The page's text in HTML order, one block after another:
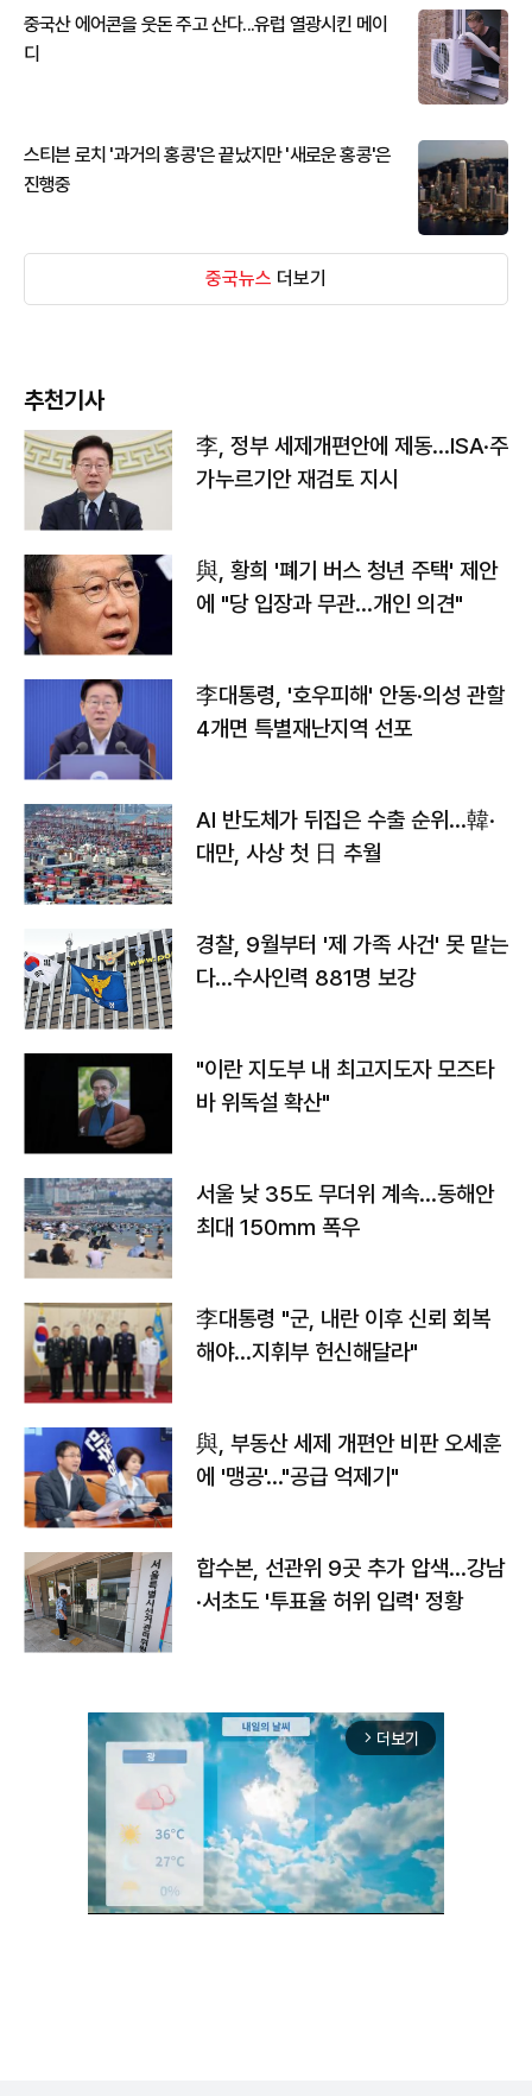
중국산 에어콘을 웃돈 주고 산다...유럽 열광시킨 메이
디
스티븐 로치 '과거의 홍콩'은 끝났지만 '새로운 홍콩'은
진행중
중국뉴스 더보기
추천기사
李, 정부 세제개편안에 제동…ISA·주
가누르기안 재검토 지시
與, 황희 '폐기 버스 청년 주택' 제안
에 "당 입장과 무관…개인 의견"
李대통령, '호우피해' 안동·의성 관할
4개면 특별재난지역 선포
AI 반도체가 뒤집은 수출 순위…韓·
대만, 사상 첫 日 추월
경찰, 9월부터 '제 가족 사건' 못 맡는
다…수사인력 881명 보강
"이란 지도부 내 최고지도자 모즈타
바 위독설 확산"
서울 낮 35도 무더위 계속…동해안
최대 150㎜ 폭우
李대통령 "군, 내란 이후 신뢰 회복
해야…지휘부 헌신해달라"
與, 부동산 세제 개편안 비판 오세훈
에 '맹공'…"공급 억제기"
합수본, 선관위 9곳 추가 압색…강남
·서초도 '투표율 허위 입력' 정황
arrow_forward_ios 더보기